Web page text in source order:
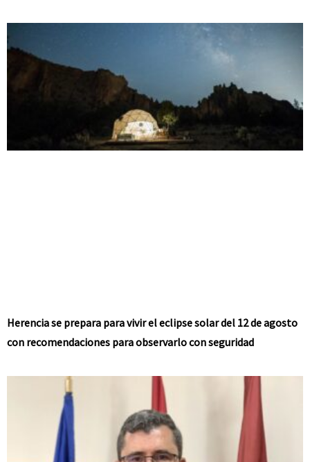
Herencia se prepara para vivir el eclipse solar del 12 de agosto
con recomendaciones para observarlo con seguridad